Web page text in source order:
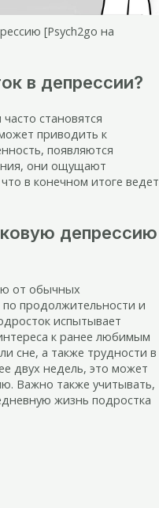
[Psych2go на
в депрессии?
становятся
приводить к
появляются
они ощущают
в конечном итоге ведет
депрессию
от обычных
продолжительности и
испытывает
к ранее любимым
сне, а также трудности в
двух недель, это может
Важно также учитывать,
жизнь подростка